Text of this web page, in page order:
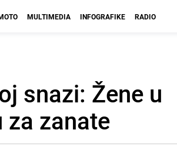
MULTIMEDIA INFOGRAFIKE RADIO
snazi: Žene u
zanate